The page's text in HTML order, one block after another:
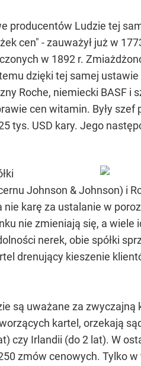
producentów Ludzie tej
cen" - zauważył już w
w 1892 r.
dzięki tej samej
Roche, niemiecki BASF i
cen witamin. Były
tys. USD kary. Jego
Johnson & Johnson) i
karę za ustalanie w
nie zmieniają się, a
nerek, obie spółki
drenujący kieszenie
są uważane za
kartel, orzekają
czy Irlandii (do 2 lat). W
zmów cenowych. Tylko